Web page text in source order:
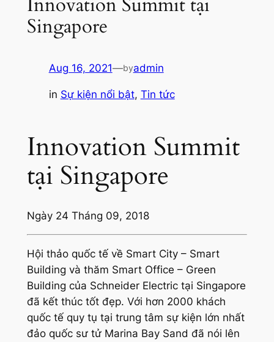
Singapore
Aug 16, 2021—byadmin
in Sự kiện nổi bật, Tin tức
Innovation Summit
tại Singapore
Ngày 24 Tháng 09, 2018
Hội thảo quốc tế về Smart City – Smart
Building và thăm Smart Office – Green
Building của Schneider Electric tại Singapore
đã kết thúc tốt đẹp. Với hơn 2000 khách
quốc tế quy tụ tại trung tâm sự kiện lớn nhất
đảo quốc sư tử Marina Bay Sand đã nói lên